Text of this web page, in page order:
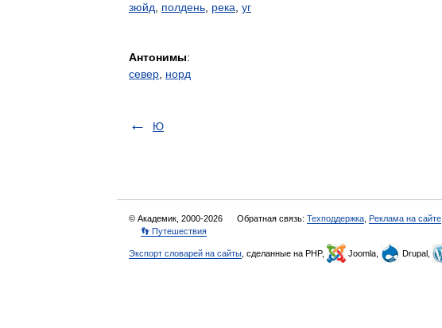
зюйд
полдень река уг
Антонимы:
север норд
Ю
© Академик, 2000-2026 Обратная связь: Техподдержка Реклама на сайте
👣 Путешествия
Экспорт словарей на сайты , сделанные на PHP, Joomla, Drupal,